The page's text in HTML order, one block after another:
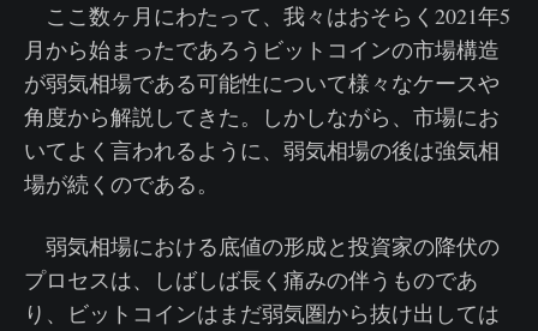
ここ数ヶ月にわたって、我々はおそらく2021年5
月から始まったであろうビットコインの市場構造
が弱気相場である可能性について様々なケースや
角度から解説してきた。しかしながら、市場にお
いてよく言われるように、弱気相場の後は強気相
場が続くのである。
弱気相場における底値の形成と投資家の降伏の
プロセスは、しばしば長く痛みの伴うものであ
り、ビットコインはまだ弱気圏から抜け出しては